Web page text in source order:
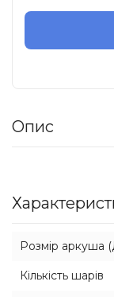
Опис
Розмір аркуша
Кількість шарів